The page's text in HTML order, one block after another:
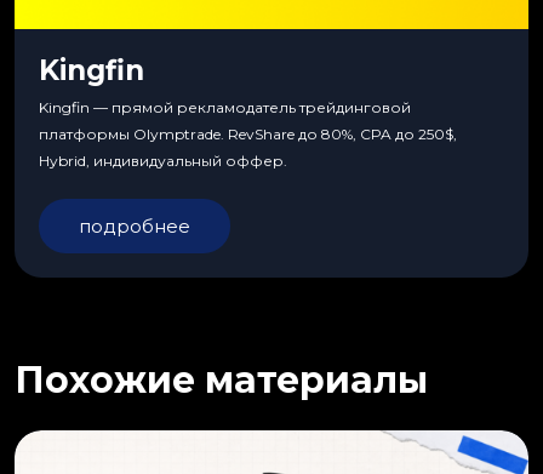
Kingfin
Kingfin — прямой рекламодатель трейдинговой
платформы Olymptrade. RevShare до 80%, CPA до 250$,
Hybrid, индивидуальный оффер.
подробнее
Похожие материалы